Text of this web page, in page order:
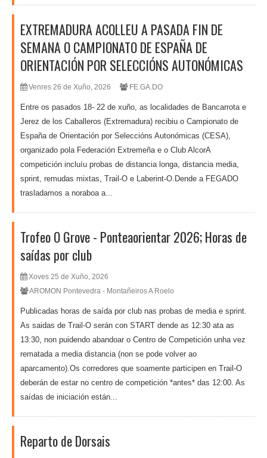
EXTREMADURA ACOLLEU A PASADA FIN DE
SEMANA O CAMPIONATO DE ESPAÑA DE
ORIENTACIÓN POR SELECCIÓNS AUTONÓMICAS
Venres 26 de Xuño, 2026 FE.GA.DO
Entre os pasados 18- 22 de xuño, as localidades de Bancarrota e
Jerez de los Caballeros (Extremadura) recibiu o Campionato de
España de Orientación por Seleccións Autonómicas (CESA),
organizado pola Federación Extremeña e o Club AlcorA
competición incluíu probas de distancia longa, distancia media,
sprint, remudas mixtas, Trail-O e Laberint-O.Dende a FEGADO
trasladamos a noraboa a...
Trofeo O Grove - Ponteaorientar 2026; Horas de
saídas por club
Xoves 25 de Xuño, 2026
AROMON Pontevedra - Montañeiros A Roelo
Publicadas horas de saída por club nas probas de media e sprint.
As saidas de Trail-O serán con START dende as 12:30 ata as
13:30, non puidendo abandoar o Centro de Competición unha vez
rematada a media distancia (non se pode volver ao
aparcamento).Os corredores que soamente participen en Trail-O
deberán de estar no centro de competición *antes* das 12:00. As
saídas de iniciación están...
Reparto de Dorsais